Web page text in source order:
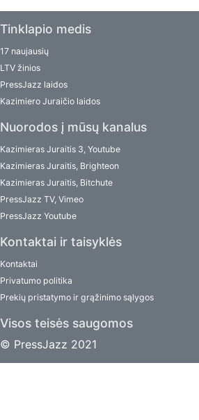
Tinklapio medis
17 naujausių
LTV žinios
PressJazz laidos
Kazimiero Juraičio laidos
Nuorodos į mūsų kanalus
Kazimieras Juraitis 3, Youtube
Kazimieras Juraitis, Brighteon
Kazimieras Juraitis, Bitchute
PressJazz TV, Vimeo
PressJazz Youtube
Kontaktai ir taisyklės
Kontaktai
Privatumo politika
Prekių pristatymo ir grąžinimo sąlygos
Visos teisės saugomos
© PressJazz 2021